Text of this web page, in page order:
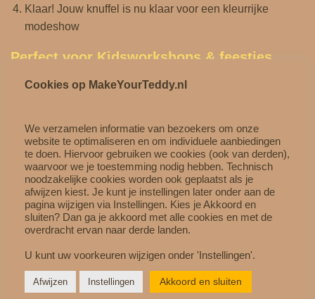
Klaar! Jouw knuffel is nu klaar voor een kleurrijke
modeshow
Perfect voor Kidsworkshops & feestjes
De Tutti Frutti Dress is ideaal voor:
Kinderfeestjes
Rollenspel
Fotoshoots
Cadeaumomenten
Kinderen beleven nóg meer plezier wanneer ze hun knuffel
kunnen aankleden.
Combineer met andere accessoires
Maak de look compleet met:
Cookies op MakeYourTeddy.nl
We verzamelen informatie van bezoekers om onze
website te optimaliseren en om individuele aanbiedingen
te doen. Hiervoor gebruiken we cookies (ook van derden),
waarvoor we je toestemming nodig hebben. Technisch
noodzakelijke cookies worden ook geplaatst als je
afwijzen kiest. Je kunt je instellingen later onder aan de
pagina wijzigen via Instellingen. Kies je Akkoord en
sluiten? Dan ga je akkoord met alle cookies en met de
overdracht ervan naar derde landen.
U kunt uw voorkeuren wijzigen onder 'Instellingen'.
Afwijzen Instellingen Akkoord en sluiten